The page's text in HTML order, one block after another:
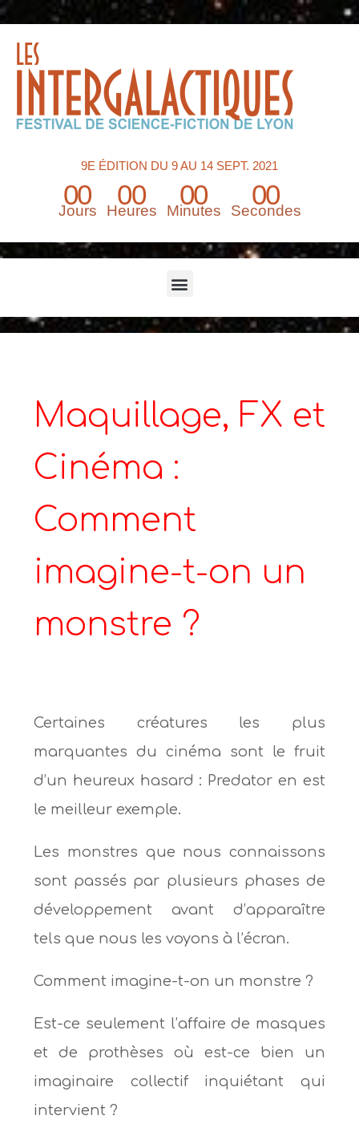
9E ÉDITION DU 9 AU 14 SEPT. 2021
00
Jours
00
Heures
00
Minutes
00
Secondes
Maquillage, FX et
Cinéma :
Comment
imagine-t-on un
monstre ?
Certaines créatures les plus
marquantes du cinéma sont le fruit
d’un heureux hasard : Predator en est
le meilleur exemple.
Les monstres que nous connaissons
sont passés par plusieurs phases de
développement avant d’apparaître
tels que nous les voyons à l’écran.
Comment imagine-t-on un monstre ?
Est-ce seulement l’affaire de masques
et de prothèses où est-ce bien un
imaginaire collectif inquiétant qui
intervient ?